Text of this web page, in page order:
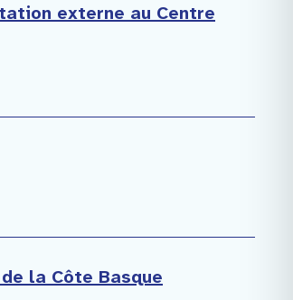
externe au Centre
la Côte Basque